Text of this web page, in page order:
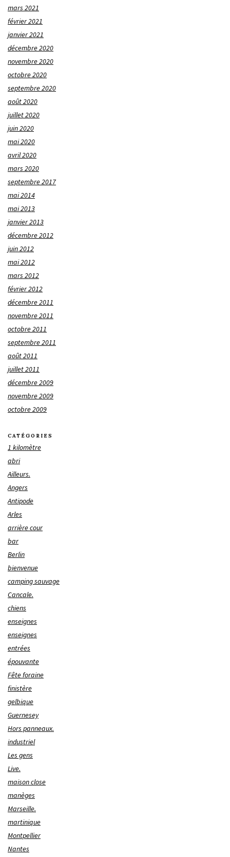
mars 2021
février 2021
janvier 2021
décembre 2020
novembre 2020
octobre 2020
septembre 2020
août 2020
juillet 2020
juin 2020
mai 2020
avril 2020
mars 2020
septembre 2017
mai 2014
mai 2013
janvier 2013
décembre 2012
juin 2012
mai 2012
mars 2012
février 2012
décembre 2011
novembre 2011
octobre 2011
septembre 2011
août 2011
juillet 2011
décembre 2009
novembre 2009
octobre 2009
CATÉGORIES
1 kilomètre
abri
Ailleurs.
Angers
Antipode
Arles
arrière cour
bar
Berlin
bienvenue
camping sauvage
Cancale.
chiens
enseignes
enseignes
entrées
épouvante
Fête foraine
finistère
gelbique
Guernesey
Hors panneaux.
industriel
Les gens
Live.
maison close
manèges
Marseille.
martinique
Montpellier
Nantes